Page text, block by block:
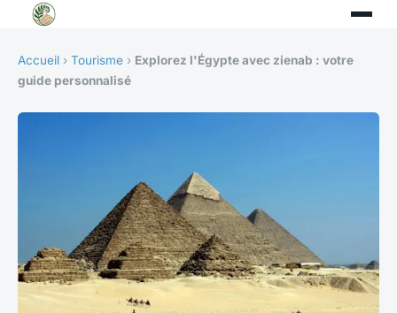
Accueil › Tourisme › Explorez l'Égypte avec zienab : votre
guide personnalisé